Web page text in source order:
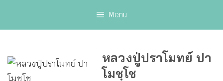
Menu
หลวงปู่ปราโมทย์ ปา
โมชฺโช